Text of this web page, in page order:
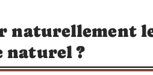
naturellement
naturel ?